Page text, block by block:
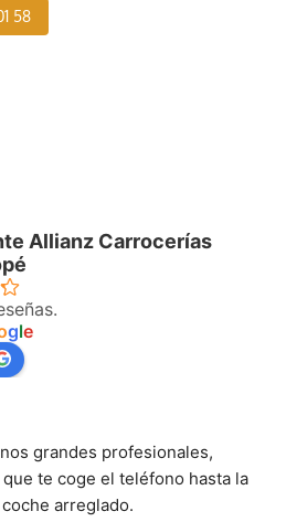
58
Allianz Carrocerías
gle
grandes profesionales,
te coge el teléfono hasta la
arreglado.